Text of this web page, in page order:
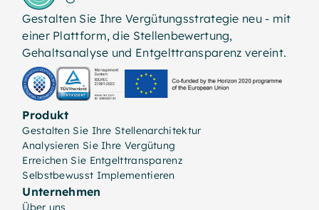
Gestalten Sie Ihre Vergütungsstrategie neu - mit
einer Plattform, die Stellenbewertung,
Gehaltsanalyse und Entgelttransparenz vereint.
Produkt
Gestalten Sie Ihre Stellenarchitektur
Analysieren Sie Ihre Vergütung
Erreichen Sie Entgelttransparenz
Selbstbewusst Implementieren
Unternehmen
Über uns